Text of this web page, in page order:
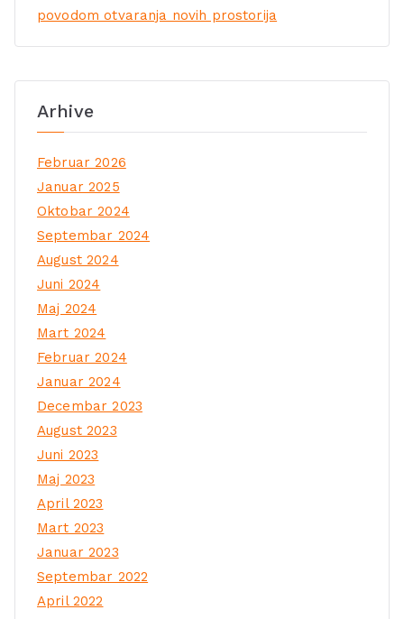
povodom otvaranja novih prostorija
Arhive
Februar 2026
Januar 2025
Oktobar 2024
Septembar 2024
August 2024
Juni 2024
Maj 2024
Mart 2024
Februar 2024
Januar 2024
Decembar 2023
August 2023
Juni 2023
Maj 2023
April 2023
Mart 2023
Januar 2023
Septembar 2022
April 2022